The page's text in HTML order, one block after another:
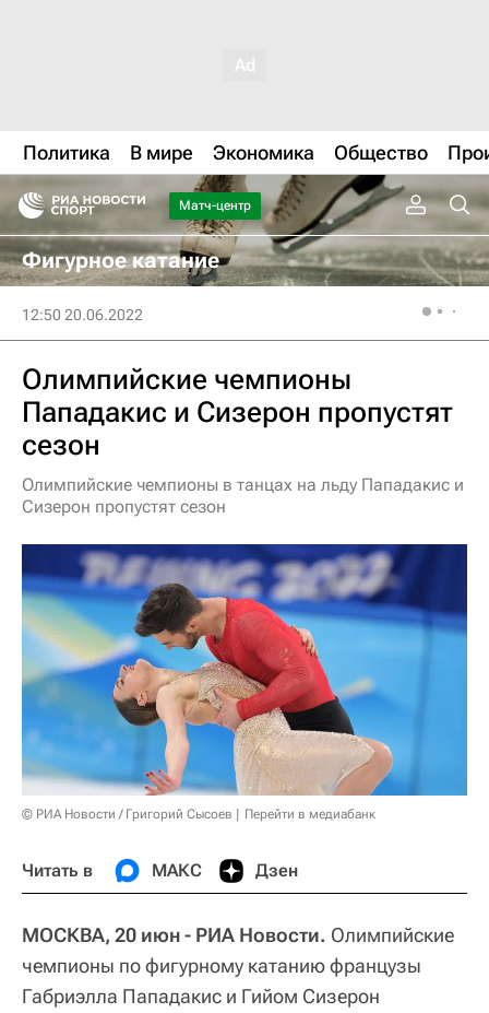
Политика В мире Экономика Общество
Матч-центр
Фигурное катание
12:50 20.06.2022
Олимпийские чемпионы
Пападакис и Сизерон пропустят
сезон
Олимпийские чемпионы в танцах на льду Пападакис и
Сизерон пропустят сезон
© РИА Новости / Григорий Сысоев Перейти в медиабанк
Читать в МАКС Дзен
МОСКВА, 20 июн - РИА Новости. Олимпийские
чемпионы по фигурному катанию французы
Габриэлла Пападакис и Гийом Сизерон